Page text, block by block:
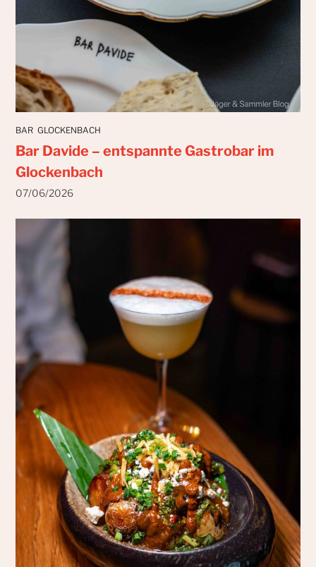
BAR GLOCKENBACH
Bar Davide – entspannte Gastrobar im
Glockenbach
07/06/2026